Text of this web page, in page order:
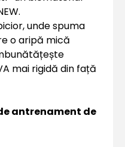
unde spuma
o aripă mică
mai rigidă din față
antrenament de